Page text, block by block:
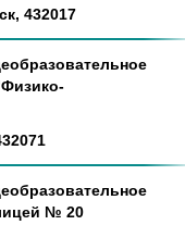
432017
№ 20